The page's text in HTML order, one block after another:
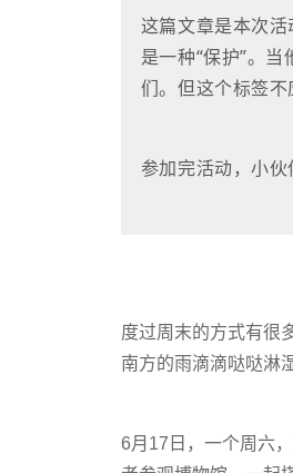
这篇文章是本次
是一种“保护”。
们。但这个标签不
参加完活动，小伙
度过周末的方式有很
南方的雨滴滴哒哒淋
6月17日，一个周六